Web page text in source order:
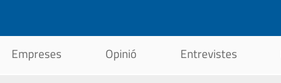
Empreses Opinió Entrevistes